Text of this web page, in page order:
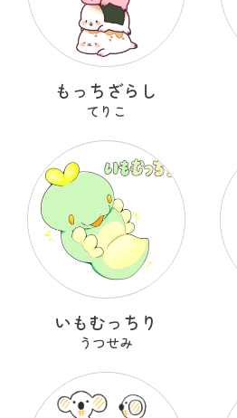
もっちざらし
てりこ
いもむっちり
うつせみ